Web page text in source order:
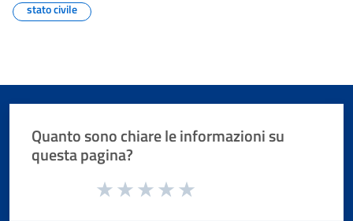
stato civile
Quanto sono chiare le informazioni su
questa pagina?
Valuta da 1 a 5 stelle la pagina